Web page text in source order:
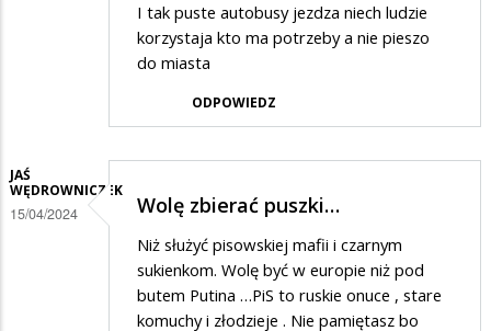
I tak puste autobusy jezdza niech ludzie
korzystaja kto ma potrzeby a nie pieszo
do miasta
ODPOWIEDZ
JAŚ
WĘDROWNICZEK
15/04/2024 Wolę zbierać puszki…
Niż służyć pisowskiej mafii i czarnym
sukienkom. Wolę być w europie niż pod
butem Putina …PiS to ruskie onuce , stare
komuchy i złodzieje . Nie pamiętasz bo